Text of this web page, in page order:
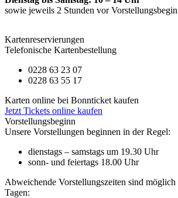
sowie jeweils 2 Stunden vor
Kartenreservierungen
Telefonische Kartenbestellung
0228 63 23 07
0228 63 55 17
Karten online bei Bonnticket kaufen
Jetzt Tickets online kaufen
Vorstellungsbeginn
Unsere Vorstellungen beginnen in der Regel:
dienstags – samstags um 19.30 Uhr
sonn- und feiertags 18.00 Uhr
Abweichende Vorstellungszeiten sind
Tagen: